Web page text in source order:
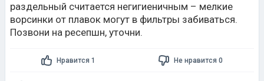
раздельный считается негигиеничным – мелкие
ворсинки от плавок могут в фильтры забиваться.
Позвони на ресепшн, уточни.
Нравится 1 Не нравится 0